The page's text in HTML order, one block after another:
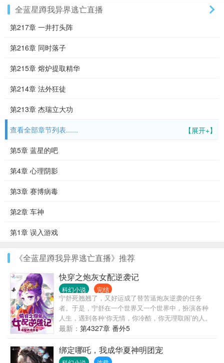
全蓝星蹲我异界逃亡直播
第217章 一井打头阵
第216章 同时落子
第215章 熔炉提取精华
第214章 法外狂徒
第213章 杰瑞立大功
【展开+】
查看全部章节列表......
第5章 蓝星的吧
第4章 心理阴影
第3章 赛博病毒
第2章 车神
第1章 误入游戏
《全蓝星蹲我异界逃亡直播》推荐
快穿之炮灰女配逆袭记
科幻小说 完结
宁舒死翘翘了，又好运成了替苦逼炮灰逆袭的任务
者。于是，宁舒在一个世界又一个世界中，扮演各种
人生，遇到各种‘你无情，你冷酷，你无理取闹’的人。
遇到各种各样批量发售的白莲花，绿茶婊，心机婊，
世界还能不能有点真善美！？宁舒怒吼，你们这些渣
渣，我只是来逆袭的，请不要妨碍我完成任务。穿越
主角，重生主角，只有不努力的任务者，没有撬不掉
最新： 第4327章 番外5
绑定哪吒，我成华夏神明团宠